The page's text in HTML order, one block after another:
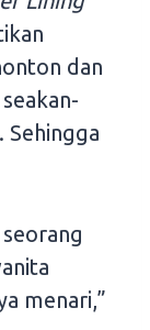
dan
Sehingga
menari,”